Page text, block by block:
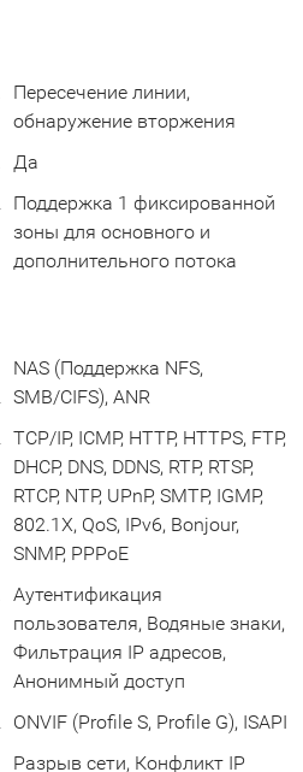
Пересечение линии,
обнаружение вторжения
Да
Поддержка 1 фиксированной
зоны для основного и
дополнительного потока
NAS (Поддержка NFS,
SMB/CIFS), ANR
TCP/IP, ICMP, HTTP, HTTPS, FTP,
DHCP, DNS, DDNS, RTP, RTSP,
RTCP, NTP, UPnP, SMTP, IGMP,
802.1X, QoS, IPv6, Bonjour,
SNMP, PPPoE
Аутентификация
пользователя, Водяные знаки,
Фильтрация IP адресов,
Анонимный доступ
ONVIF (Profile S, Profile G), ISAPI
Разрыв сети, Конфликт IP